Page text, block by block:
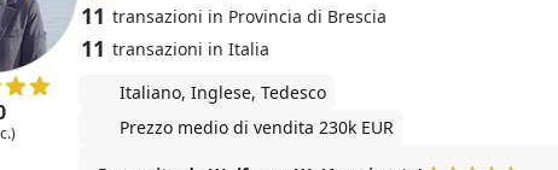
11 transazioni in Provincia di Brescia
11 transazioni in Italia
Italiano, Inglese, Tedesco
Prezzo medio di vendita 230k EUR